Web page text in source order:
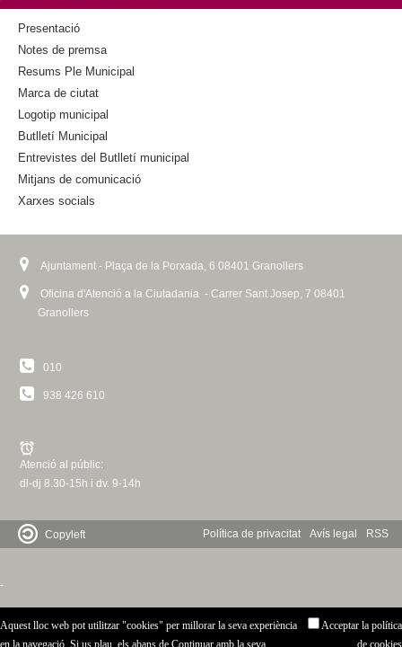
k
i
t
e
r
n
a
Presentació
Notes de premsa
Resums Ple Municipal
Marca de ciutat
Logotip municipal
Butlletí Municipal
Entrevistes del Butlletí municipal
Mitjans de comunicació
Xarxes socials
Ajuntament - Plaça de la Porxada, 6 08401 Granollers
Oficina d'Atenció a la Ciutadania - Carrer Sant Josep, 7 08401
Granollers
010
938 426 610
Atenció al públic:
dl-dj 8.30-15h i dv. 9-14h
Política de privacitat Avís legal RSS
Copyleft
-
Aquest lloc web pot utilitzar "cookies" per millorar la seva experiència
en la navegació. Si us plau, els abans de Continuar amb la seva
Acceptar la política
de cookies